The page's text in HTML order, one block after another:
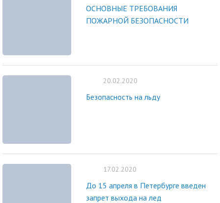
ОСНОВНЫЕ ТРЕБОВАНИЯ
ПОЖАРНОЙ БЕЗОПАСНОСТИ
20.02.2020
Безопасность на льду
17.02.2020
До 15 апреля в Петербурге введен
запрет выхода на лед